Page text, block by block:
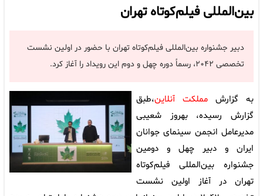
بین‌المللی فیلم‌کوتاه تهران
دبیر جشنواره بین‌المللی فیلم‌کوتاه تهران با حضور در اولین نشست
تخصصی ۲۰۴۲، رسماً دوره چهل و دوم این رویداد را آغاز کرد.
به گزارش مملکت آنلاین،طبق
گزارش رسیده، بهروز شعیبی
مدیرعامل انجمن سینمای جوانان
ایران و دبیر چهل و دومین
جشنواره بین‌المللی فیلم‌کوتاه
تهران در آغاز اولین نشست